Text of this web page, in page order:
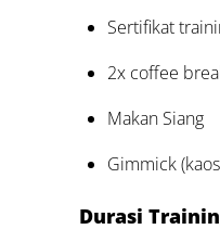
Sertifikat
2x coffee
Makan Siang
Gimmick
Durasi